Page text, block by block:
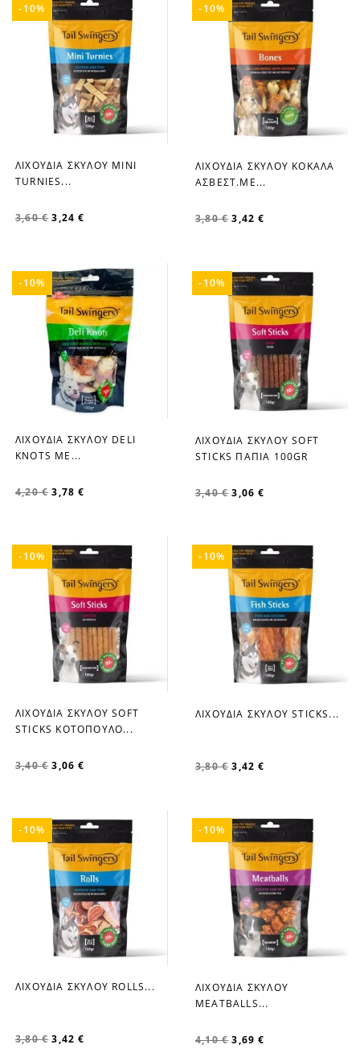
favorite_border
ΛΙΧΟΥΔΙΑ ΣΚΥΛΟΥ MINI
TURNIES...
3,60 € 3,24 €
-10%
favorite_border
ΛΙΧΟΥΔΙΑ ΣΚΥΛΟΥ ΚΟΚΑΛΑ
ΑΣΒΕΣΤ.ΜΕ...
3,80 € 3,42 €
-10%
favorite_border
ΛΙΧΟΥΔΙΑ ΣΚΥΛΟΥ DELI
KNOTS ΜΕ...
4,20 € 3,78 €
-10%
favorite_border
ΛΙΧΟΥΔΙΑ ΣΚΥΛΟΥ SOFT
STICKS ΠΑΠΙΑ 100GR
3,40 € 3,06 €
-10%
favorite_border
ΛΙΧΟΥΔΙΑ ΣΚΥΛΟΥ SOFT
STICKS ΚΟΤΟΠΟΥΛΟ...
3,40 € 3,06 €
-10%
favorite_border
ΛΙΧΟΥΔΙΑ ΣΚΥΛΟΥ STICKS...
3,80 € 3,42 €
-10%
favorite_border
ΛΙΧΟΥΔΙΑ ΣΚΥΛΟΥ ROLLS...
3,80 € 3,42 €
-10%
favorite_border
ΛΙΧΟΥΔΙΑ ΣΚΥΛΟΥ
MEATBALLS...
4,10 € 3,69 €
-10%